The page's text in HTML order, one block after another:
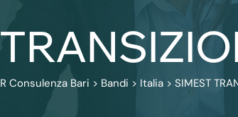
Consulenza Bari > Bandi > Italia> SIMEST